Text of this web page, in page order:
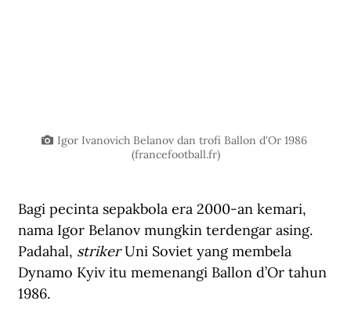
Igor Ivanovich Belanov dan trofi Ballon d'Or 1986
(francefootball.fr)
Bagi pecinta sepakbola era 2000-an kemari,
nama Igor Belanov mungkin terdengar asing.
Padahal, striker Uni Soviet yang membela
Dynamo Kyiv itu memenangi Ballon d’Or tahun
1986.